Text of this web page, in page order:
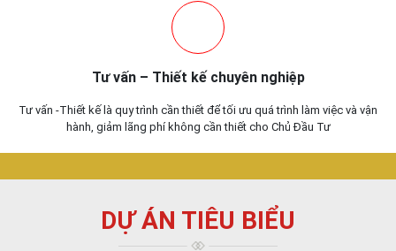
Tư vấn – Thiết kế chuyên nghiệp
Tư vấn -Thiết kế là quy trình cần thiết để tối ưu quá trình làm việc và vận
hành, giảm lãng phí không cần thiết cho Chủ Đầu Tư
DỰ ÁN TIÊU BIỂU